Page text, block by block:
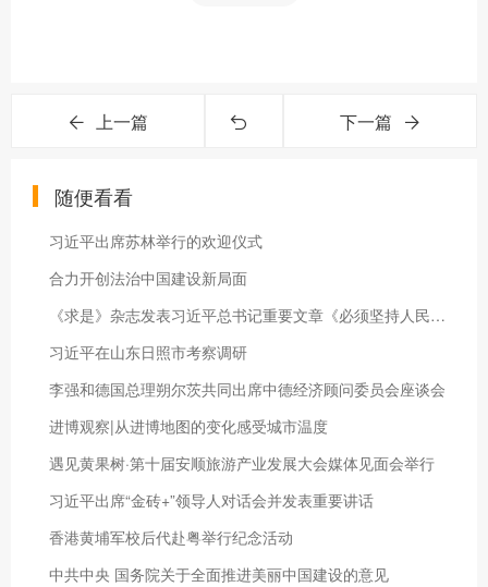
上一篇 下一篇
随便看看
习近平出席苏林举行的欢迎仪式
合力开创法治中国建设新局面
《求是》杂志发表习近平总书记重要文章《必须坚持人民至上》
习近平在山东日照市考察调研
李强和德国总理朔尔茨共同出席中德经济顾问委员会座谈会
进博观察|从进博地图的变化感受城市温度
遇见黄果树·第十届安顺旅游产业发展大会媒体见面会举行
习近平出席“金砖+”领导人对话会并发表重要讲话
香港黄埔军校后代赴粤举行纪念活动
中共中央 国务院关于全面推进美丽中国建设的意见